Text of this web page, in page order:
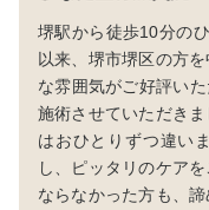
堺駅から徒歩10分の
以来、堺市堺区の方
な雰囲気がご好評い
施術させていただき
はおひとりずつ違い
し、ピッタリのケア
ならなかった方も、